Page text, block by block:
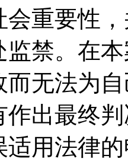
会重要性
监禁。在
而无法为
作出最终
适用法律